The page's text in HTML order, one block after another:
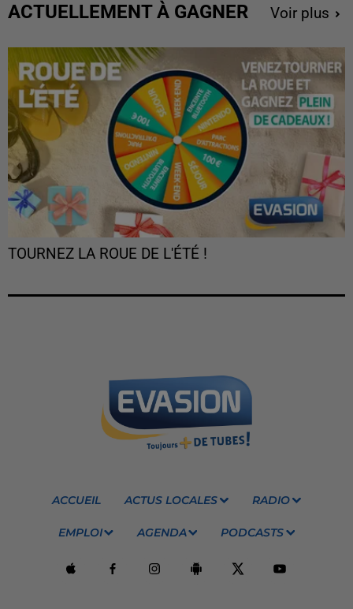
ACTUELLEMENT À GAGNER Voir plus
TOURNEZ LA ROUE DE L'ÉTÉ !
ACCUEIL ACTUS LOCALES RADIO
EMPLOI AGENDA PODCASTS